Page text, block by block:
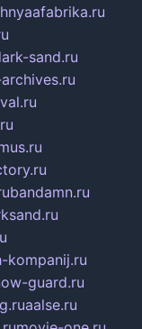
sand.ru
bandamn.ru
kompanij.ru
guard.ru
aalse.ru